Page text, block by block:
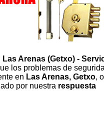
Arenas (Getxo) -
los problemas de
en Las Arenas, Getxo,
por nuestra respuesta